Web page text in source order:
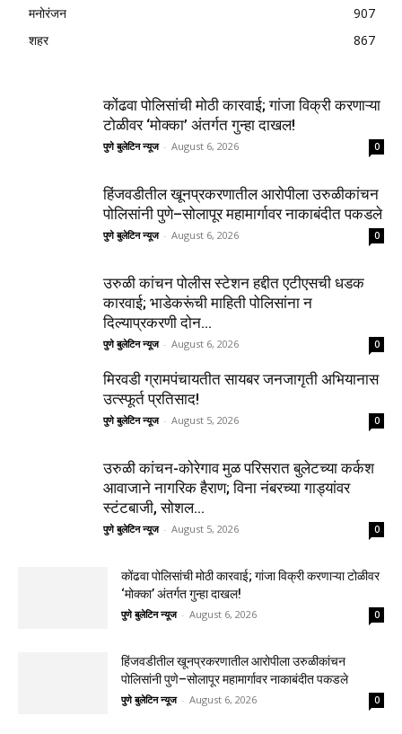
मनोरंजन
907
शहर
867
कोंढवा पोलिसांची मोठी कारवाई; गांजा विक्री करणाऱ्या
टोळीवर ‘मोक्का’ अंतर्गत गुन्हा दाखल!
पुणे बुलेटिन न्यूज - August 6, 2026 0
हिंजवडीतील खूनप्रकरणातील आरोपीला उरुळीकांचन
पोलिसांनी पुणे–सोलापूर महामार्गावर नाकाबंदीत पकडले
पुणे बुलेटिन न्यूज - August 6, 2026 0
उरुळी कांचन पोलीस स्टेशन हद्दीत एटीएसची धडक
कारवाई; भाडेकरूंची माहिती पोलिसांना न
दिल्याप्रकरणी दोन...
पुणे बुलेटिन न्यूज - August 6, 2026 0
मिरवडी ग्रामपंचायतीत सायबर जनजागृती अभियानास
उत्स्फूर्त प्रतिसाद!
पुणे बुलेटिन न्यूज - August 5, 2026 0
उरुळी कांचन-कोरेगाव मुळ परिसरात बुलेटच्या कर्कश
आवाजाने नागरिक हैराण; विना नंबरच्या गाड्यांवर
स्टंटबाजी, सोशल...
पुणे बुलेटिन न्यूज - August 5, 2026 0
कोंढवा पोलिसांची मोठी कारवाई; गांजा विक्री करणाऱ्या टोळीवर
‘मोक्का’ अंतर्गत गुन्हा दाखल!
पुणे बुलेटिन न्यूज - August 6, 2026 0
हिंजवडीतील खूनप्रकरणातील आरोपीला उरुळीकांचन
पोलिसांनी पुणे–सोलापूर महामार्गावर नाकाबंदीत पकडले
पुणे बुलेटिन न्यूज - August 6, 2026 0